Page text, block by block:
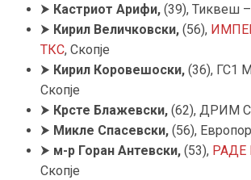
⮞ Кастриот Арифи, (39), Тиквеш
⮞ Кирил Величковски, (56),
ТКС, Скопје
⮞ Кирил Коровешоски, (36), ГС1
Скопје
⮞ Крсте Блажевски, (62), ДРИМ
⮞ Микле Спасевски, (56),
⮞ м-р Горан Антевски, (53), РАДЕ
Скопје